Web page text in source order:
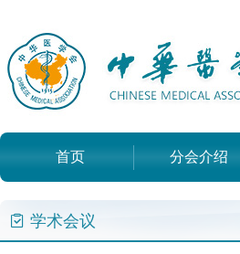
首页 分会介绍
学术会议